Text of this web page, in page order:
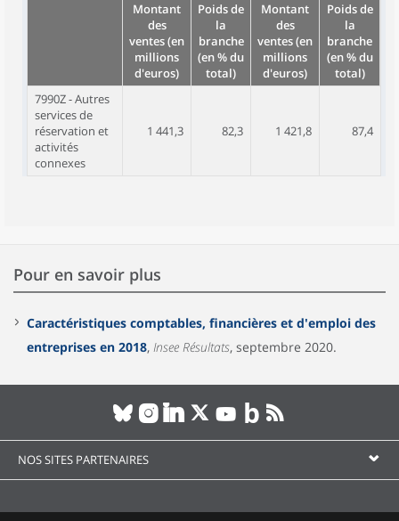
Montant
des
ventes (en
millions
d'euros)
Poids de
la
branche
(en % du
total)
Montant
des
ventes (en
millions
d'euros)
Poids de
la
branche
(en % du
total)
7990Z - Autres
services de
réservation et
activités
connexes
1 441,3 82,3 1 421,8 87,4
Pour en savoir plus
Caractéristiques comptables, financières et d'emploi des
entreprises en 2018, Insee Résultats, septembre 2020.
NOS SITES PARTENAIRES